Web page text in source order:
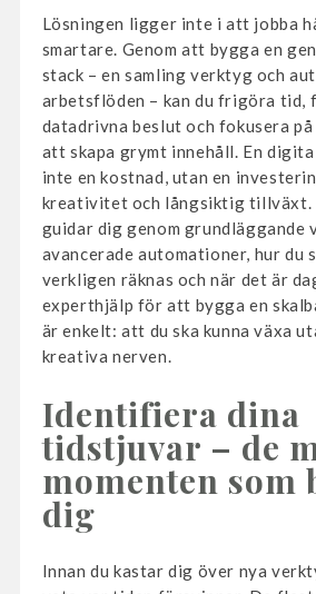
Lösningen ligger inte i att jobba
smartare. Genom att bygga en
stack – en samling verktyg och
arbetsflöden – kan du frigöra tid,
datadrivna beslut och fokusera
att skapa grymt innehåll. En
inte en kostnad, utan en
kreativitet och långsiktig tillväxt.
guidar dig genom grundläggande
avancerade automationer, hur du
verkligen räknas och när det är
experthjälp för att bygga en
är enkelt: att du ska kunna växa
kreativa nerven.
Identifiera dina
tidstjuvar – de
momenten som
dig
Innan du kastar dig över nya